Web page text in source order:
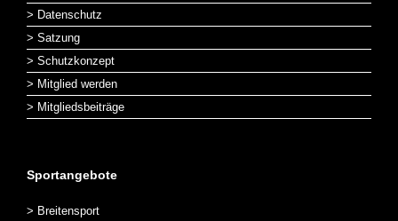
> Datenschutz
> Satzung
> Schutzkonzept
> Mitglied werden
> Mitgliedsbeiträge
Sportangebote
> Breitensport